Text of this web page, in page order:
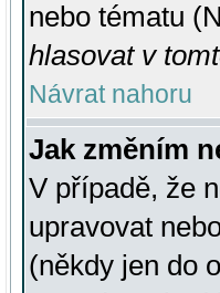
nebo tématu
hlasovat v
Návrat nahoru
Jak změním
V případě, že
upravovat
(někdy jen do